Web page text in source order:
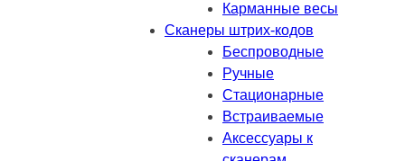
Карманные весы
Сканеры штрих-кодов
Беспроводные
Ручные
Стационарные
Встраиваемые
Аксессуары к